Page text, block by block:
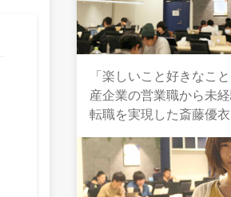
「楽しいこと好きなこ
産企業の営業職から未
転職を実現した斎藤優